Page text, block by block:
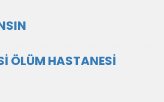
ÖLÜM HASTANESİ